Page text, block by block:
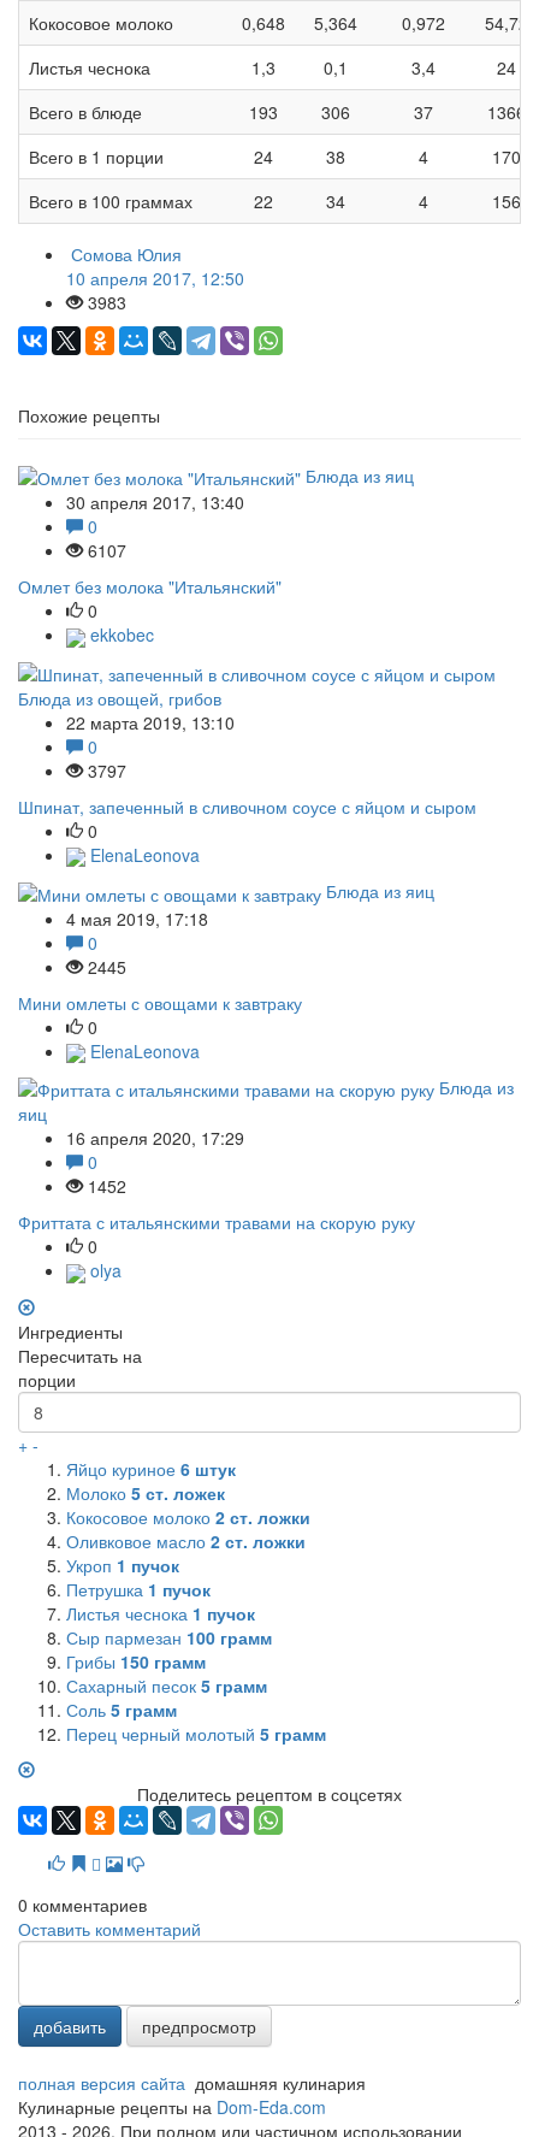
Кокосовое молоко
0,648 5,364 0,972
54,72
Листья чеснока
1,3 0,1 3,4
24
Всего в блюде
193 306 37
1366
Всего в 1 порции
24 38 4
170
Всего в 100 граммах
22 34 4 156
Сомова Юлия
10 апреля 2017, 12:50
3983
Похожие рецепты
Блюда из яиц
30 апреля 2017, 13:40
0
6107
Омлет без молока "Итальянский"
0
ekkobec
Блюда из овощей, грибов
22 марта 2019, 13:10
0
3797
Шпинат, запеченный в сливочном соусе с яйцом и сыром
0
ElenaLeonova
Блюда из яиц
4 мая 2019, 17:18
0
2445
Мини омлеты с овощами к завтраку
0
ElenaLeonova
Блюда из
яиц
16 апреля 2020, 17:29
0
1452
Фриттата с итальянскими травами на скорую руку
0
olya
Ингредиенты
Пересчитать на
порции
+ -
Яйцо куриное 6 штук
Молоко 5 ст. ложек
Кокосовое молоко 2 ст. ложки
Оливковое масло 2 ст. ложки
Укроп 1 пучок
Петрушка 1 пучок
Листья чеснока 1 пучок
Сыр пармезан 100 грамм
Грибы 150 грамм
Сахарный песок 5 грамм
Соль 5 грамм
Перец черный молотый 5 грамм
Поделитесь рецептом в соцсетях
0 комментариев
Оставить комментарий
добавить предпросмотр
полная версия сайта домашняя кулинария
Кулинарные рецепты на Dom-Eda.com
2013 - 2026. При полном или частичном использовании